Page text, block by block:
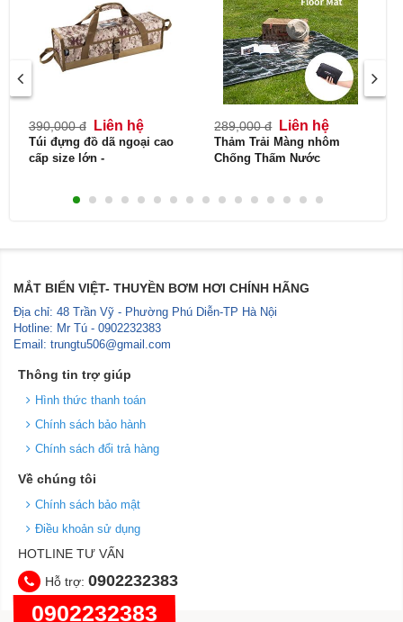
390,000 đ Liên hệ
Túi đựng đồ dã ngoại cao
cấp size lớn -
289,000 đ Liên hệ
Thảm Trải Màng nhôm
Chống Thấm Nước
MẮT BIỂN VIỆT- THUYỀN BƠM HƠI CHÍNH HÃNG
Địa chỉ: 48 Trần Vỹ - Phường Phú Diễn-TP Hà Nội
Hotline: Mr Tú - 0902232383
Email: trungtu506@gmail.com
Thông tin trợ giúp
Hình thức thanh toán
Chính sách bảo hành
Chính sách đổi trả hàng
Về chúng tôi
Chính sách bảo mật
Điều khoản sử dụng
HOTLINE TƯ VẤN
Hỗ trợ: 0902232383
0902232383